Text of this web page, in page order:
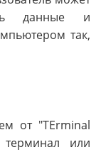
данные и
так,
от "TErminal
терминал или